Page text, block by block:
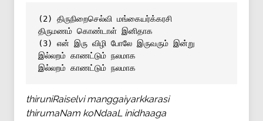
(2) திருநிறைசெல்வி மங்கையர்க்கரசி
திருமணம் கொண்டாள் இனிதாக
(3) என் இரு விழி போலே இருவரும் இன்று
இல்லறம் காணட்டும் நலமாக
இல்லறம் காணட்டும் நலமாக
thiruniRaiselvi manggaiyarkkarasi
thirumaNam koNdaaL inidhaaga